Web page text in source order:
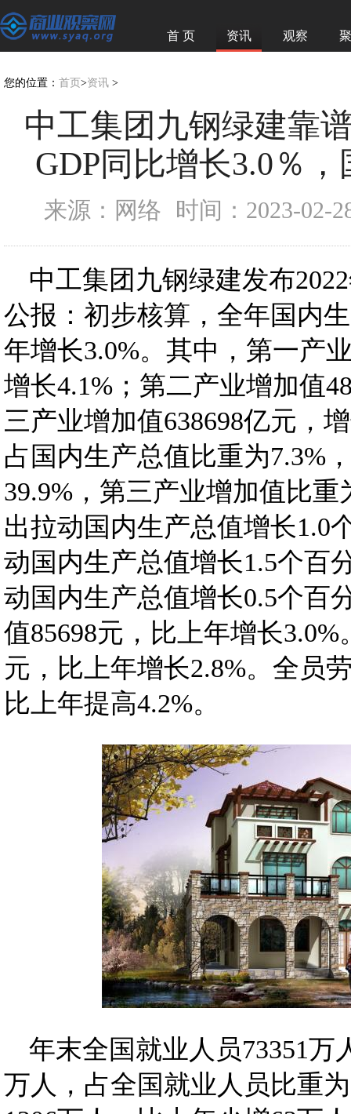
首 页 资讯 观察
您的位置： 首页 >资讯 >
中工集团九钢绿建靠
GDP同比增长3.0％
来源：网络 时间：2023-02-
中工集团九钢绿建发布
公报：初步核算，全年国内
年增长3.0%。其中，第一产
增长4.1%；第二产业增加值
三产业增加值638698亿元，
占国内生产总值比重为7.3%
39.9%，第三产业增加值比
出拉动国内生产总值增长1.0
动国内生产总值增长1.5个百
动国内生产总值增长0.5个百
值85698元，比上年增长
元，比上年增长2.8%。全员
比上年提高4.2%。
年末全国就业人员73351万
万人，占全国就业人员比重